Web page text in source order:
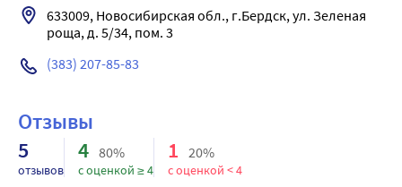
консервантов, без красителей, без сульфатов, не
содержит парабенов
Результат: Кожа обновлена, подтянута. Ногтевая
633009, Новосибирская обл., г.Бердск, ул. Зеленая
роща, д. 5/34, пом. 3
(383) 207-85-83
Отзывы
5
отзывов
4 80%
с оценкой ≥ 4
1 20%
с оценкой < 4